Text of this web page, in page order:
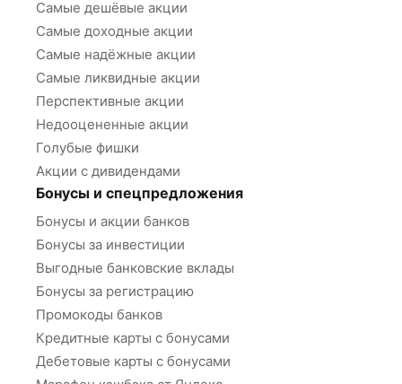
Самые дешёвые акции
Самые доходные акции
Самые надёжные акции
Самые ликвидные акции
Перспективные акции
Недооцененные акции
Голубые фишки
Акции с дивидендами
Бонусы и спецпредложения
Бонусы и акции банков
Бонусы за инвестиции
Выгодные банковские вклады
Бонусы за регистрацию
Промокоды банков
Кредитные карты с бонусами
Дебетовые карты с бонусами